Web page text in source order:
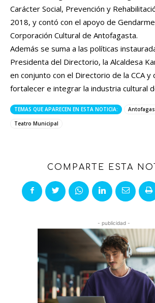
Carácter Social, Prevención y
2018, y contó con el apoyo de
Corporación Cultural de Antofagasta.
Además se suma a las políticas
Presidenta del Directorio, la Alcaldesa
en conjunto con el Directorio de la CCA y
fortalecer e integrar la industria cultural
TEMAS QUE APARECEN EN ESTA NOTICIA:
Teatro Municipal
COMPARTE ESTA
- publicidad -